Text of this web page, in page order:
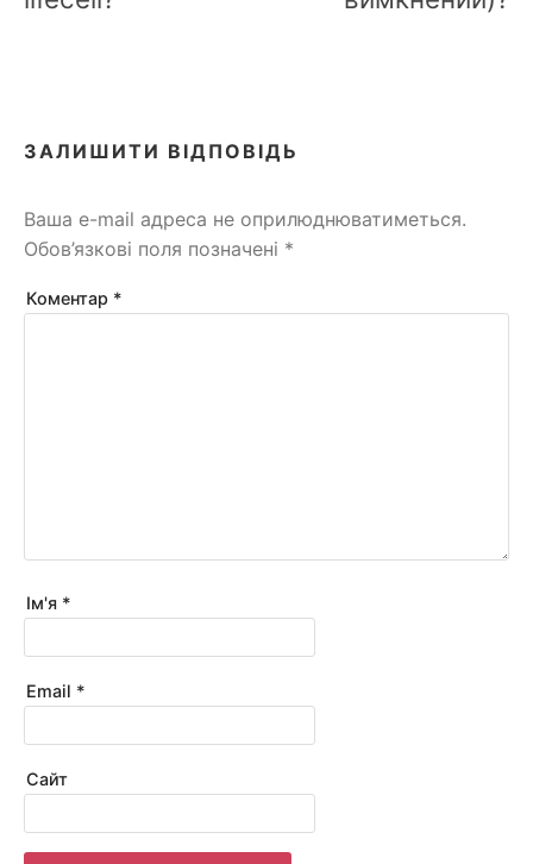
ЗАЛИШИТИ ВІДПОВІДЬ
Ваша e-mail адреса не оприлюднюватиметься.
Обов’язкові поля позначені *
Коментар *
Ім'я *
Email *
Сайт